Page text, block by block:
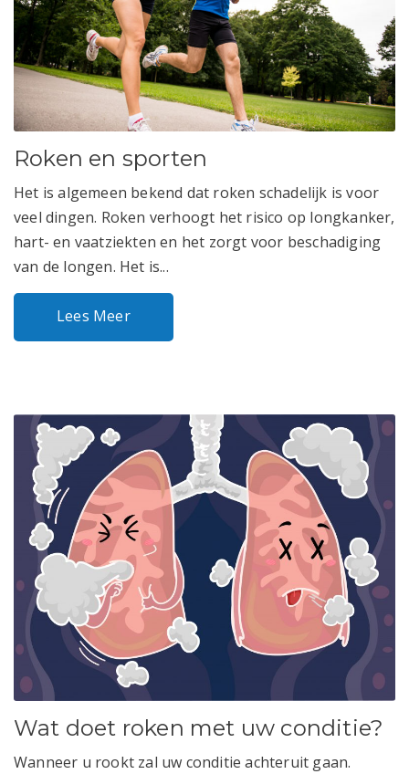
Roken en sporten
Het is algemeen bekend dat roken schadelijk is voor
veel dingen. Roken verhoogt het risico op longkanker,
hart- en vaatziekten en het zorgt voor beschadiging
van de longen. Het is...
Lees Meer
Wat doet roken met uw conditie?
Wanneer u rookt zal uw conditie achteruit gaan.